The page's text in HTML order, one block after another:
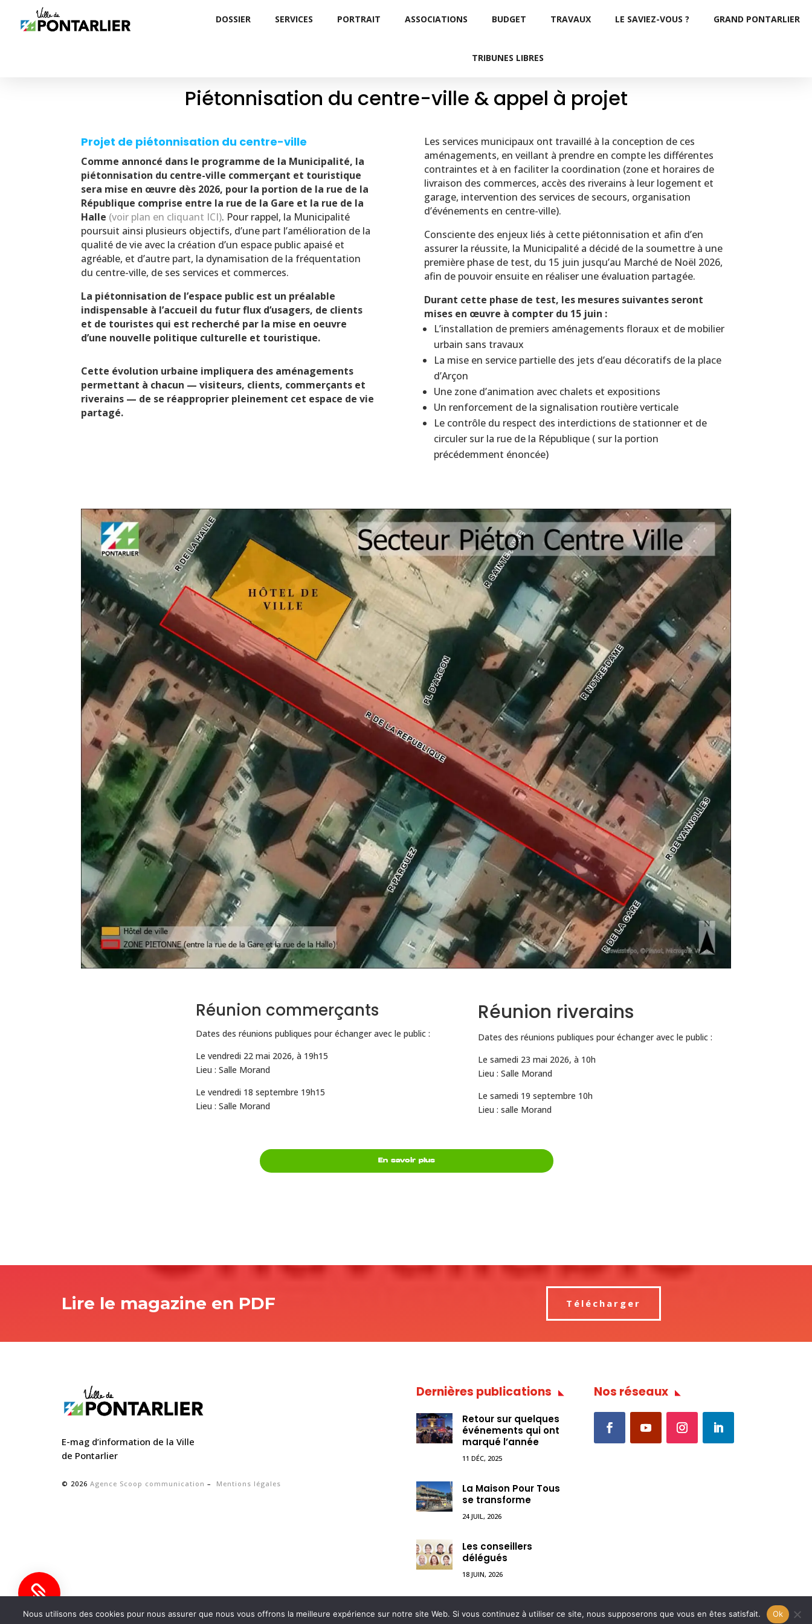
DOSSIER SERVICES PORTRAIT ASSOCIATIONS BUDGET TRAVAUX LE SAVIEZ-VOUS ? GRAND PONTARLIER
TRIBUNES LIBRES
Piétonnisation du centre-ville & appel à projet
Projet de piétonnisation du centre-ville
Comme annoncé dans le programme de la Municipalité, la
piétonnisation du centre-ville commerçant et touristique
sera mise en œuvre dès 2026, pour la portion de la rue de la
République comprise entre la rue de la Gare et la rue de la
Halle (voir plan en cliquant ICI). Pour rappel, la Municipalité
poursuit ainsi plusieurs objectifs, d’une part l’amélioration de la
qualité de vie avec la création d’un espace public apaisé et
agréable, et d’autre part, la dynamisation de la fréquentation
du centre-ville, de ses services et commerces.
La piétonnisation de l’espace public est un préalable
indispensable à l’accueil du futur flux d’usagers, de clients
et de touristes qui est recherché par la mise en oeuvre
d’une nouvelle politique culturelle et touristique.
Cette évolution urbaine impliquera des aménagements
permettant à chacun — visiteurs, clients, commerçants et
riverains — de se réapproprier pleinement cet espace de vie
partagé.
Les services municipaux ont travaillé à la conception de ces
aménagements, en veillant à prendre en compte les différentes
contraintes et à en faciliter la coordination (zone et horaires de
livraison des commerces, accès des riverains à leur logement et
garage, intervention des services de secours, organisation
d’événements en centre-ville).
Consciente des enjeux liés à cette piétonnisation et afin d’en
assurer la réussite, la Municipalité a décidé de la soumettre à une
première phase de test, du 15 juin jusqu’au Marché de Noël 2026,
afin de pouvoir ensuite en réaliser une évaluation partagée.
Durant cette phase de test, les mesures suivantes seront
mises en œuvre à compter du 15 juin :
L’installation de premiers aménagements floraux et de mobilier
urbain sans travaux
La mise en service partielle des jets d’eau décoratifs de la place
d’Arçon
Une zone d’animation avec chalets et expositions
Un renforcement de la signalisation routière verticale
Le contrôle du respect des interdictions de stationner et de
circuler sur la rue de la République ( sur la portion
précédemment énoncée)
Réunion commerçants
Dates des réunions publiques pour échanger avec le public :
Le vendredi 22 mai 2026, à 19h15
Lieu : Salle Morand
Le vendredi 18 septembre 19h15
Lieu : Salle Morand
Réunion riverains
Dates des réunions publiques pour échanger avec le public :
Le samedi 23 mai 2026, à 10h
Lieu : Salle Morand
Le samedi 19 septembre 10h
Lieu : salle Morand
En savoir plus

 ville-pontarlier.fr
Lire le magazine en PDF Télécharger
E-mag d’information de la Ville
de Pontarlier
© 2026 Agence Scoop communication – Mentions légales
Dernières publications
Retour sur quelques
événements qui ont
marqué l’année
11 DÉC, 2025
La Maison Pour Tous
se transforme
24 JUIL, 2026
Les conseillers
délégués
18 JUIN, 2026
Nos réseaux
Nous utilisons des cookies pour nous assurer que nous vous offrons la meilleure expérience sur notre site Web. Si vous continuez à utiliser ce site, nous supposerons que vous en êtes satisfait. Ok